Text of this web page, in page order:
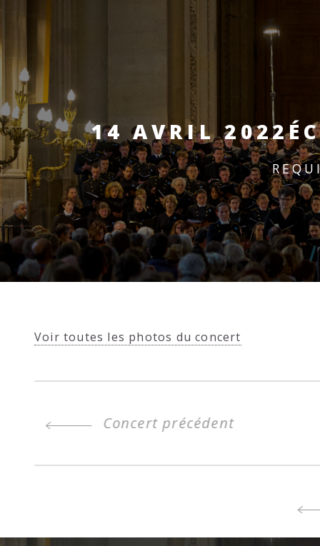
14 AVRIL 2022
Voir toutes les photos du concert
Concert précédent